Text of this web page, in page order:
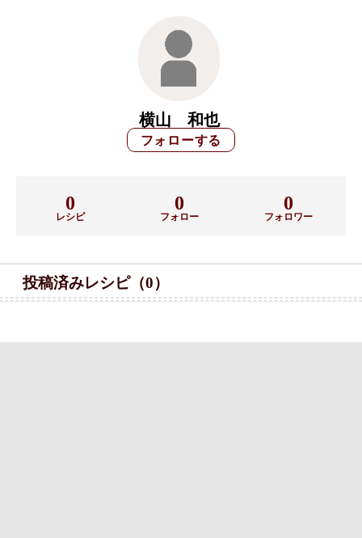
横山 和也
0
レシピ
0
フォロー
0
フォロワー
投稿済みレシピ（0）